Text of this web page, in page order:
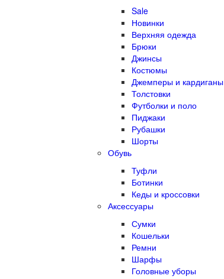
Sale
Новинки
Верхняя одежда
Брюки
Джинсы
Костюмы
Джемперы и кардиганы
Толстовки
Футболки и поло
Пиджаки
Рубашки
Шорты
Обувь
Туфли
Ботинки
Кеды и кроссовки
Аксессуары
Сумки
Кошельки
Ремни
Шарфы
Головные уборы